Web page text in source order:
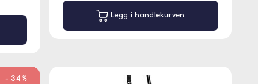
Legg i handlekurven
-34%